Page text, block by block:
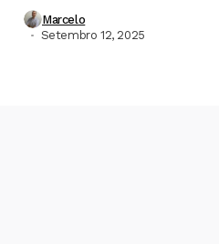
Marcelo
Setembro 12, 2025